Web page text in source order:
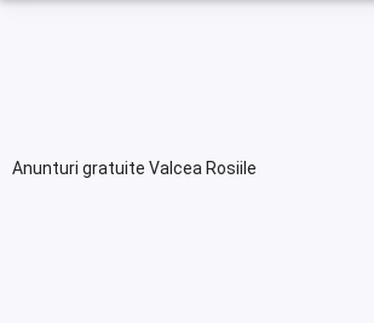
Anunturi gratuite Valcea Rosiile